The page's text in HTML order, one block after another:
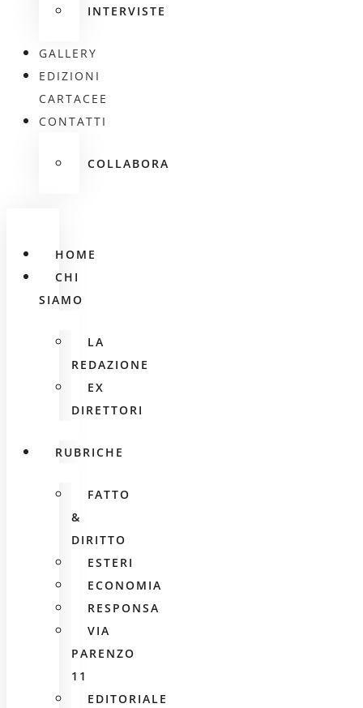
INTERVISTE
GALLERY
EDIZIONI
CARTACEE
CONTATTI
COLLABORA
HOME
CHI
SIAMO
LA
REDAZIONE
EX
DIRETTORI
RUBRICHE
FATTO
&
DIRITTO
ESTERI
ECONOMIA
RESPONSA
VIA
PARENZO
11
EDITORIALE